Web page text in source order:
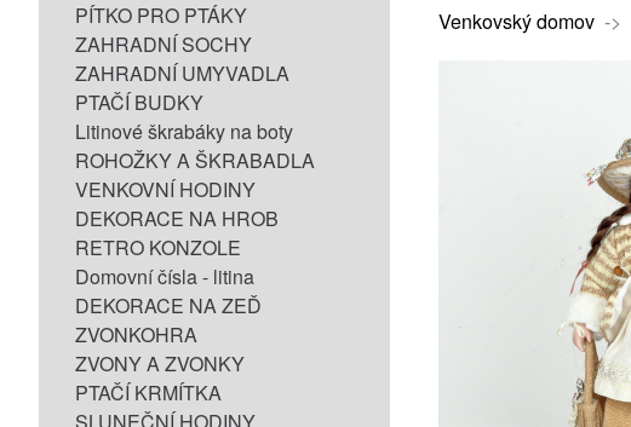
PÍTKO PRO PTÁKY
ZAHRADNÍ SOCHY
ZAHRADNÍ UMYVADLA
PTAČÍ BUDKY
Litinové škrabáky na boty
ROHOŽKY A ŠKRABADLA
VENKOVNÍ HODINY
DEKORACE NA HROB
RETRO KONZOLE
Domovní čísla - litina
DEKORACE NA ZEĎ
ZVONKOHRA
ZVONY A ZVONKY
PTAČÍ KRMÍTKA
Venkovský domov ->